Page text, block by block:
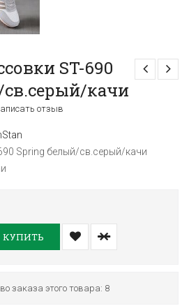
ST-690
качи
отзыв
Spring белый/св.серый/качи
КУПИТЬ
заказа этого товара: 8